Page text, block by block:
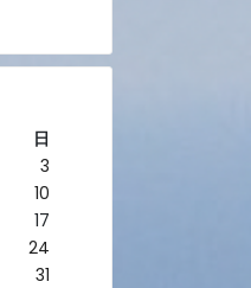
日
3
10
17
24
31